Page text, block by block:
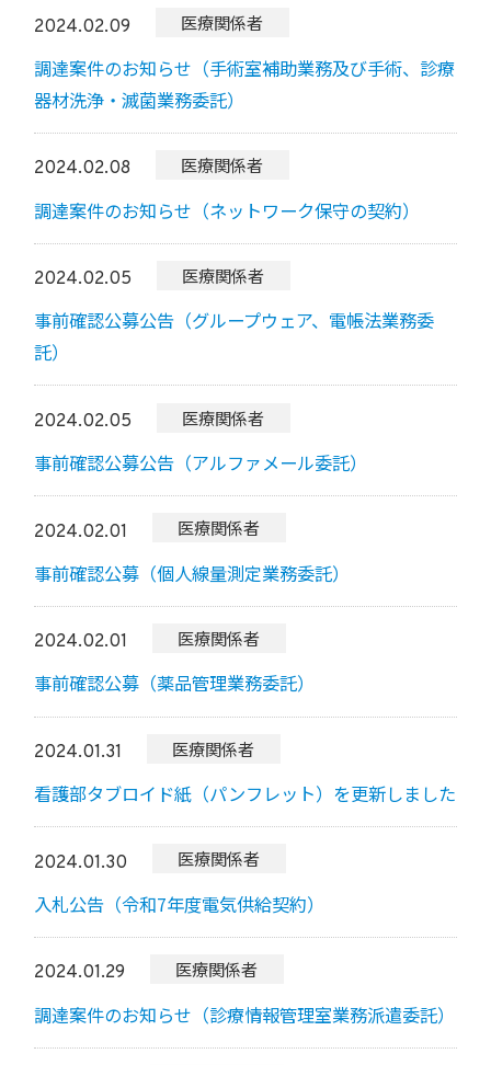
2024.02.09 医療関係者
調達案件のお知らせ（手術室補助業務及び手術、診療
器材洗浄・滅菌業務委託）
2024.02.08 医療関係者
調達案件のお知らせ（ネットワーク保守の契約）
2024.02.05 医療関係者
事前確認公募公告（グループウェア、電帳法業務委
託）
2024.02.05 医療関係者
事前確認公募公告（アルファメール委託）
2024.02.01 医療関係者
事前確認公募（個人線量測定業務委託）
2024.02.01 医療関係者
事前確認公募（薬品管理業務委託）
2024.01.31 医療関係者
看護部タブロイド紙（パンフレット）を更新しました
2024.01.30 医療関係者
入札公告（令和7年度電気供給契約）
2024.01.29 医療関係者
調達案件のお知らせ（診療情報管理室業務派遣委託）